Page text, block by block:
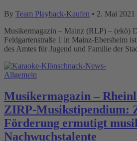
By Team Playback-Kaufen • 2. Mai 2021
Musikermagazin – Mainz (RLP) – (ekö)
Feldgartenstraße 1 in Mainz-Ebersheim
des Amtes für Jugend und Familie der
Allgemein
Musikermagazin –
ZIRP-Musikstipendium:
Förderung ermutigt
Nachwuchstalente